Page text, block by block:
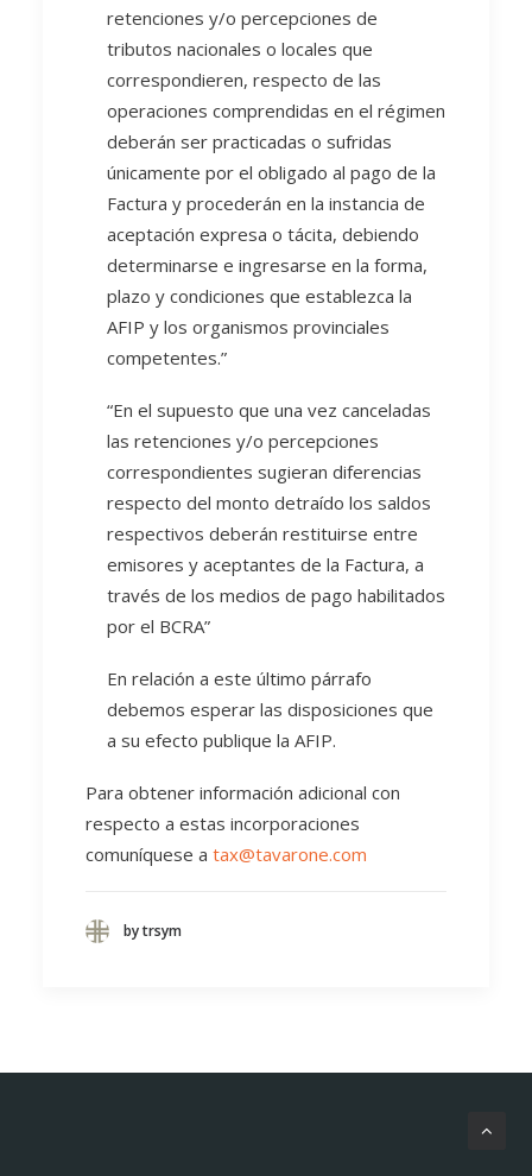
retenciones y/o percepciones de
tributos nacionales o locales que
correspondieren, respecto de las
operaciones comprendidas en el régimen
deberán ser practicadas o sufridas
únicamente por el obligado al pago de la
Factura y procederán en la instancia de
aceptación expresa o tácita, debiendo
determinarse e ingresarse en la forma,
plazo y condiciones que establezca la
AFIP y los organismos provinciales
competentes.”
“En el supuesto que una vez canceladas
las retenciones y/o percepciones
correspondientes sugieran diferencias
respecto del monto detraído los saldos
respectivos deberán restituirse entre
emisores y aceptantes de la Factura, a
través de los medios de pago habilitados
por el BCRA”
En relación a este último párrafo
debemos esperar las disposiciones que
a su efecto publique la AFIP.
Para obtener información adicional con
respecto a estas incorporaciones
comuníquese a tax@tavarone.com
by trsym